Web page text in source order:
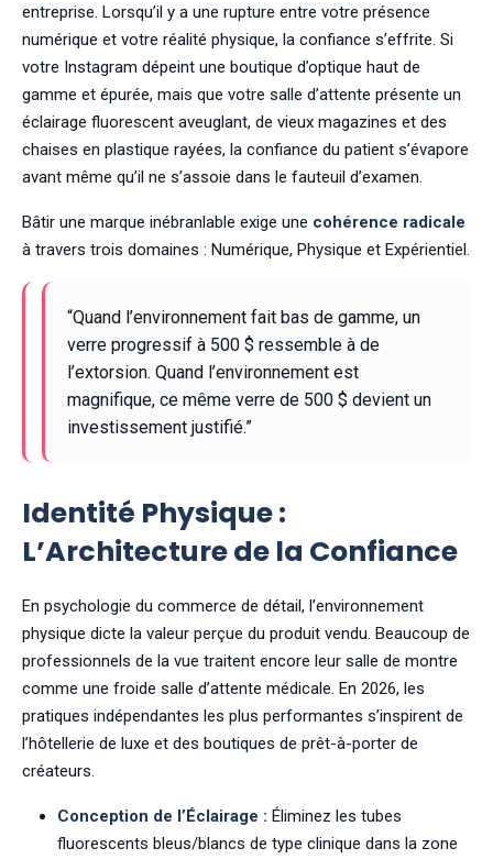
entreprise. Lorsqu’il y a une rupture entre votre présence
numérique et votre réalité physique, la confiance s’effrite. Si
votre Instagram dépeint une boutique d’optique haut de
gamme et épurée, mais que votre salle d’attente présente un
éclairage fluorescent aveuglant, de vieux magazines et des
chaises en plastique rayées, la confiance du patient s’évapore
avant même qu’il ne s’assoie dans le fauteuil d’examen.
Bâtir une marque inébranlable exige une cohérence radicale
à travers trois domaines : Numérique, Physique et Expérientiel.
“Quand l’environnement fait bas de gamme, un
verre progressif à 500 $ ressemble à de
l’extorsion. Quand l’environnement est
magnifique, ce même verre de 500 $ devient un
investissement justifié.”
Identité Physique :
L’Architecture de la Confiance
En psychologie du commerce de détail, l’environnement
physique dicte la valeur perçue du produit vendu. Beaucoup de
professionnels de la vue traitent encore leur salle de montre
comme une froide salle d’attente médicale. En 2026, les
pratiques indépendantes les plus performantes s’inspirent de
l’hôtellerie de luxe et des boutiques de prêt-à-porter de
créateurs.
Conception de l’Éclairage : Éliminez les tubes
fluorescents bleus/blancs de type clinique dans la zone